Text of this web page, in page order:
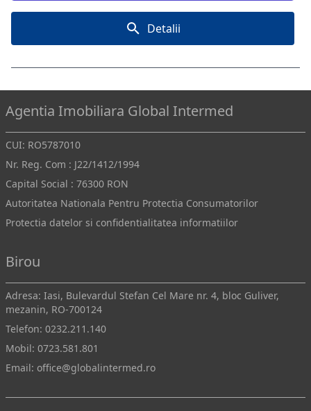
Detalii
Agentia Imobiliara Global Intermed
CUI: RO5787010
Nr. Reg. Com : J22/1412/1994
Capital Social : 76300 RON
Autoritatea Nationala Pentru Protectia Consumatorilor
Protectia datelor si confidentialitatea informatiilor
Birou
Adresa: Iasi, Bulevardul Stefan Cel Mare nr. 4, bloc Guliver,
mezanin, RO-700124
Telefon: 0232.211.140
Mobil: 0723.581.801
Email: office@globalintermed.ro